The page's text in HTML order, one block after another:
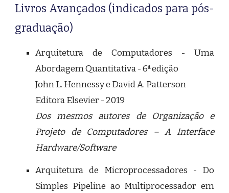
Livros Avançados (indicados para pós-
graduação)
Arquitetura de Computadores - Uma
Abordagem Quantitativa - 6aedição
John L. Hennessy e David A. Patterson
Editora Elsevier - 2019
Dos mesmos autores de Organização e
Projeto de Computadores – A Interface
Hardware/Software
Arquitetura de Microprocessadores - Do
Simples Pipeline ao Multiprocessador em